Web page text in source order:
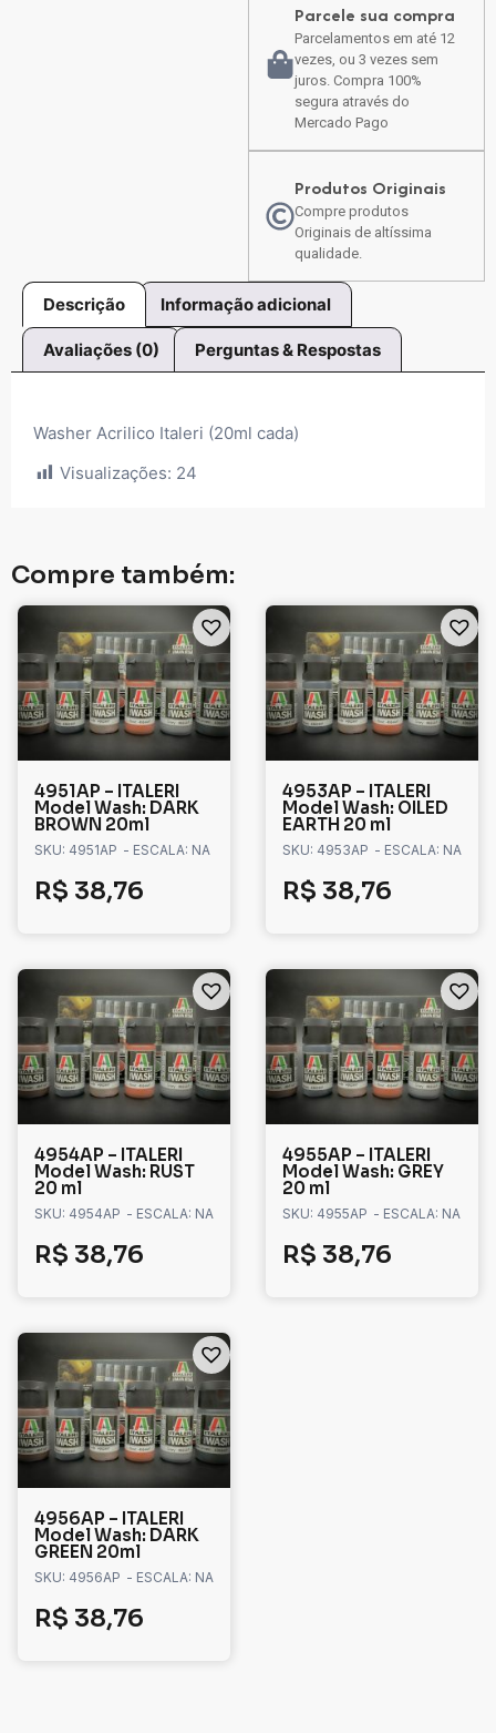
Parcele sua compra
Parcelamentos em até 12
vezes, ou 3 vezes sem
juros. Compra 100%
segura através do
Mercado Pago
Produtos Originais
Compre produtos
Originais de altíssima
qualidade.
Descrição Informação adicional
Avaliações (0) Perguntas & Respostas
Washer Acrilico Italeri (20ml cada)
Visualizações: 24
Compre também:
4951AP – ITALERI
Model Wash: DARK
BROWN 20ml
SKU: 4951AP - ESCALA: NA
R$ 38,76
4953AP – ITALERI
Model Wash: OILED
EARTH 20 ml
SKU: 4953AP - ESCALA: NA
R$ 38,76
4954AP – ITALERI
Model Wash: RUST
20 ml
SKU: 4954AP - ESCALA: NA
R$ 38,76
4955AP – ITALERI
Model Wash: GREY
20 ml
SKU: 4955AP - ESCALA: NA
R$ 38,76
4956AP – ITALERI
Model Wash: DARK
GREEN 20ml
SKU: 4956AP - ESCALA: NA
R$ 38,76